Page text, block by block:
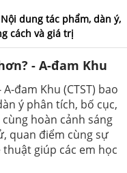
dung tác phẩm, dàn ý,
cách và giá trị
- A-đam Khu
đam Khu (CTST) bao
ý phân tích, bố cục,
hoàn cảnh sáng
quan điểm cùng sự
giúp các em học